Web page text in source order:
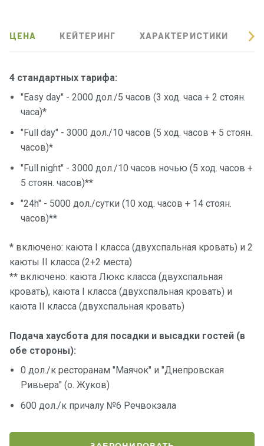
ЦЕНА КЕЙТЕРИНГ ХАРАКТЕРИСТИКИ
4 стандартных тарифа:
"Easy day" - 2000 дол./5 часов (3 ход. часа + 2 стоян.
часа)*
"Full day" - 3000 дол./10 часов (5 ход. часов + 5 стоян.
часов)*
"Full night" - 3000 дол./10 часов ночью (5 ход. часов +
5 стоян. часов)**
"24h" - 5000 дол./сутки (10 ход. часов + 14 стоян.
часов)**
* включено: каюта I класса (двухспальная кровать) и 2
каюты II класса (2+2 места)
** включено: каюта Люкс класса (двухспальная
кровать), каюта I класса (двухспальная кровать) и
каюта II класса (двухспальная кровать)
Подача хаусбота для посадки и высадки гостей (в
обе стороны):
0 дол./к ресторанам "Маячок" и "Днепровская
Ривьера" (о. Жуков)
600 дол./к причалу №6 Речвокзала
Речные
и
Отзывы
Контакт